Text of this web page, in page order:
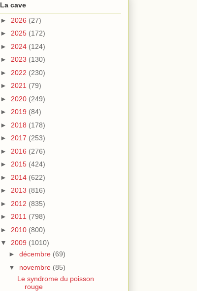
La cave
► 2026 (27)
► 2025 (172)
► 2024 (124)
► 2023 (130)
► 2022 (230)
► 2021 (79)
► 2020 (249)
► 2019 (84)
► 2018 (178)
► 2017 (253)
► 2016 (276)
► 2015 (424)
► 2014 (622)
► 2013 (816)
► 2012 (835)
► 2011 (798)
► 2010 (800)
▼ 2009 (1010)
► décembre (69)
▼ novembre (85)
Le syndrome du poisson
rouge